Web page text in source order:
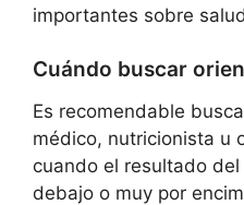
importantes sobre
Cuándo buscar
Es recomendable
médico, nutricionista u
cuando el resultado
debajo o muy por